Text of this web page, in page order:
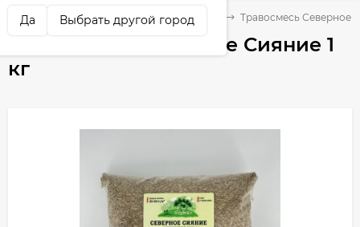
Да Выбрать другой город
ТРАВЫ" Для северных районов Травосмесь Северное
Травосмесь Северное Сияние 1
кг